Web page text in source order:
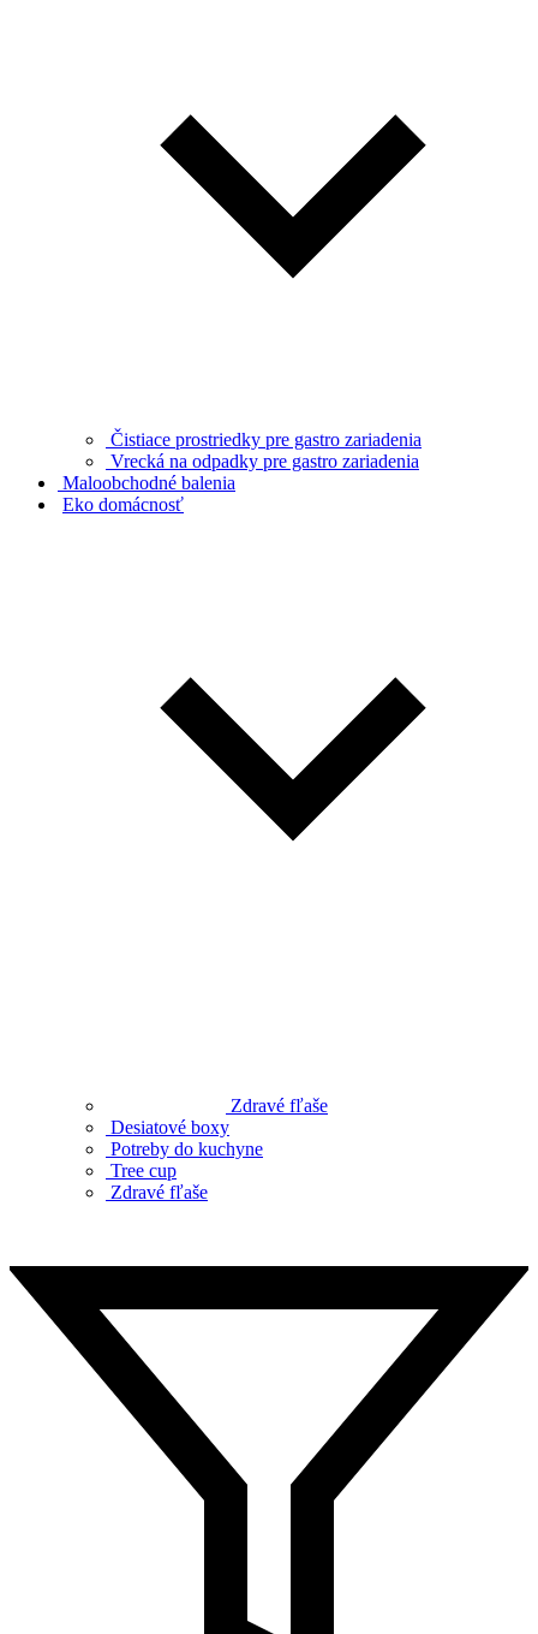
Čistiace prostriedky pre gastro zariadenia
Vrecká na odpadky pre gastro zariadenia
Maloobchodné balenia
Eko domácnosť
Zdravé fľaše
Desiatové boxy
Potreby do kuchyne
Tree cup
Zdravé fľaše